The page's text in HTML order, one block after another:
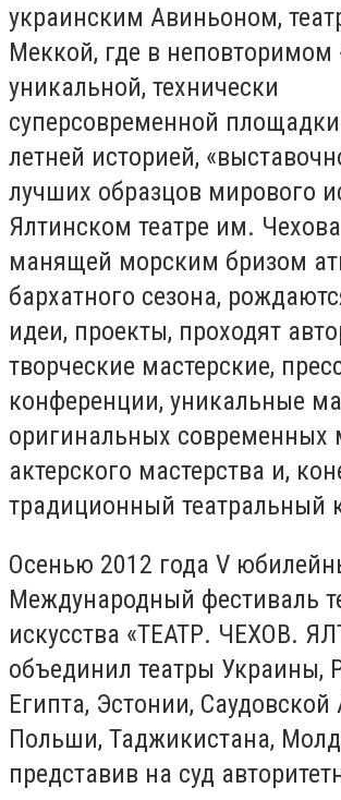
украинским Авиньоном,
Меккой, где в неповторимом
уникальной, технически
суперсовременной
летней историей,
лучших образцов мирового
Ялтинском театре им.
манящей морским бризом
бархатного сезона,
идеи, проекты, проходят
творческие мастерские,
конференции, уникальные
оригинальных современных
актерского мастерства и,
традиционный театральный
Осенью 2012 года V
Международный фестиваль
искусства «ТЕАТР. ЧЕХОВ.
объединил театры Украины,
Египта, Эстонии, Саудовской
Польши, Таджикистана,
представив на суд